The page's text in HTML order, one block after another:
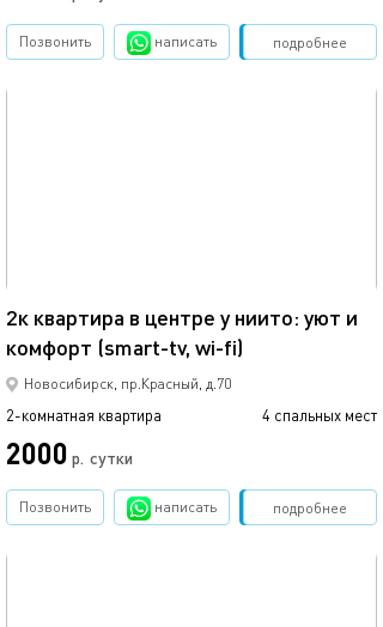
подробнее
Позвонить написать Забронировать
2к квартира в центре у ниито: уют и
комфорт (smart-tv, wi-fi)
Новосибирск, пр.Красный, д.70
2-комнатная квартира 4 спальных мест
2000 р. сутки
подробнее
Позвонить написать Забронировать